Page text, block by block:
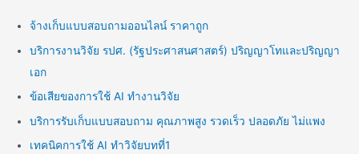
จ้างเก็บแบบสอบถามออนไลน์ ราคาถูก
บริการงานวิจัย รปศ. (รัฐประศาสนศาสตร์) ปริญญาโทและปริญญา
เอก
ข้อเสียของการใช้ AI ทำงานวิจัย
บริการรับเก็บแบบสอบถาม คุณภาพสูง รวดเร็ว ปลอดภัย ไม่แพง
เทคนิคการใช้ AI ทำวิจัยบทที่1